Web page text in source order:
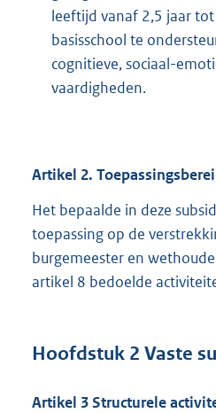
leeftijd vanaf 2,5 jaar
basisschool te
cognitieve, sociaal-
vaardigheden.
Artikel 2.
Het bepaalde in deze
toepassing op de
burgemeester en
artikel 8 bedoelde
Hoofdstuk 2 Vaste
Artikel 3Structurele